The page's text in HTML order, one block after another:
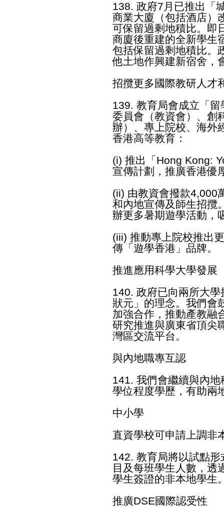
138. 政府7月已推出「
商業大廈（包括酒店）
可保留過剩地積比。即
商廈後重建的全新學生
包括保留過剩地積比。
他土地作興建新宿舍，
招攬更多國際教研人才
139. 教育局會成立「
委員會（教資會）、創
辦）、專上院校、海外
香港高等教育：
(i) 推出「Hong Kong:
宣傳計劃，推廣香港優
(ii) 由教資會撥款4,000
和內地宣傳及師生招攬
辦更多暑期遊學活動，
(iii) 推動專上院校推出
傳「遊學香港」品牌。
推進應用科學大學發展
140. 政府已向兩所大
狀元」的理念。我們會
加強合作，推動產教融
研究推進與廣東省頂尖
灣區交流平台。
與內地職專互認
141. 我們會繼續與內
學位程度學歷，有助兩
中小學
直資學校可申請上調非
142. 教育局將以試點形
目及每班學生人數，透
學生簽證的非本地學生
推廣DSE國際認受性